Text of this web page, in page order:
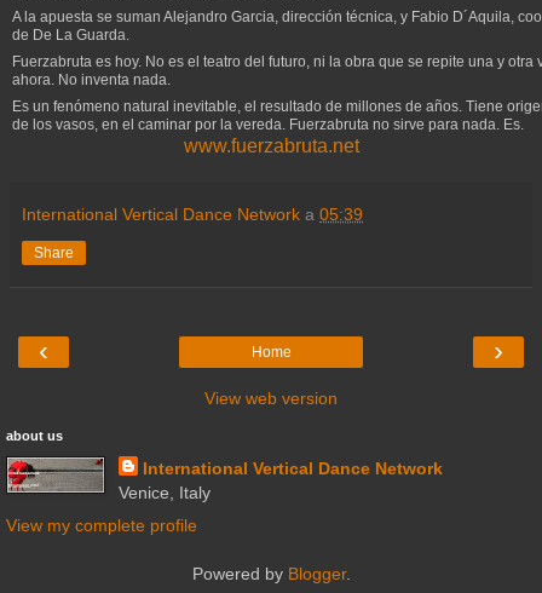
A la apuesta se suman Alejandro Garcia, dirección técnica, y Fabio D´Aquila,
de De La Guarda.
Fuerzabruta es hoy. No es el teatro del futuro, ni la obra que se repite una y
ahora. No inventa nada.
Es un fenómeno natural inevitable, el resultado de millones de años. Tiene
de los vasos, en el caminar por la vereda. Fuerzabruta no sirve para nada. Es.
www.fuerzabruta.net
International Vertical Dance Network a 05:39
Share
‹ ›
Home
View web version
about us
International Vertical Dance Network
Venice, Italy
View my complete profile
Powered by Blogger.